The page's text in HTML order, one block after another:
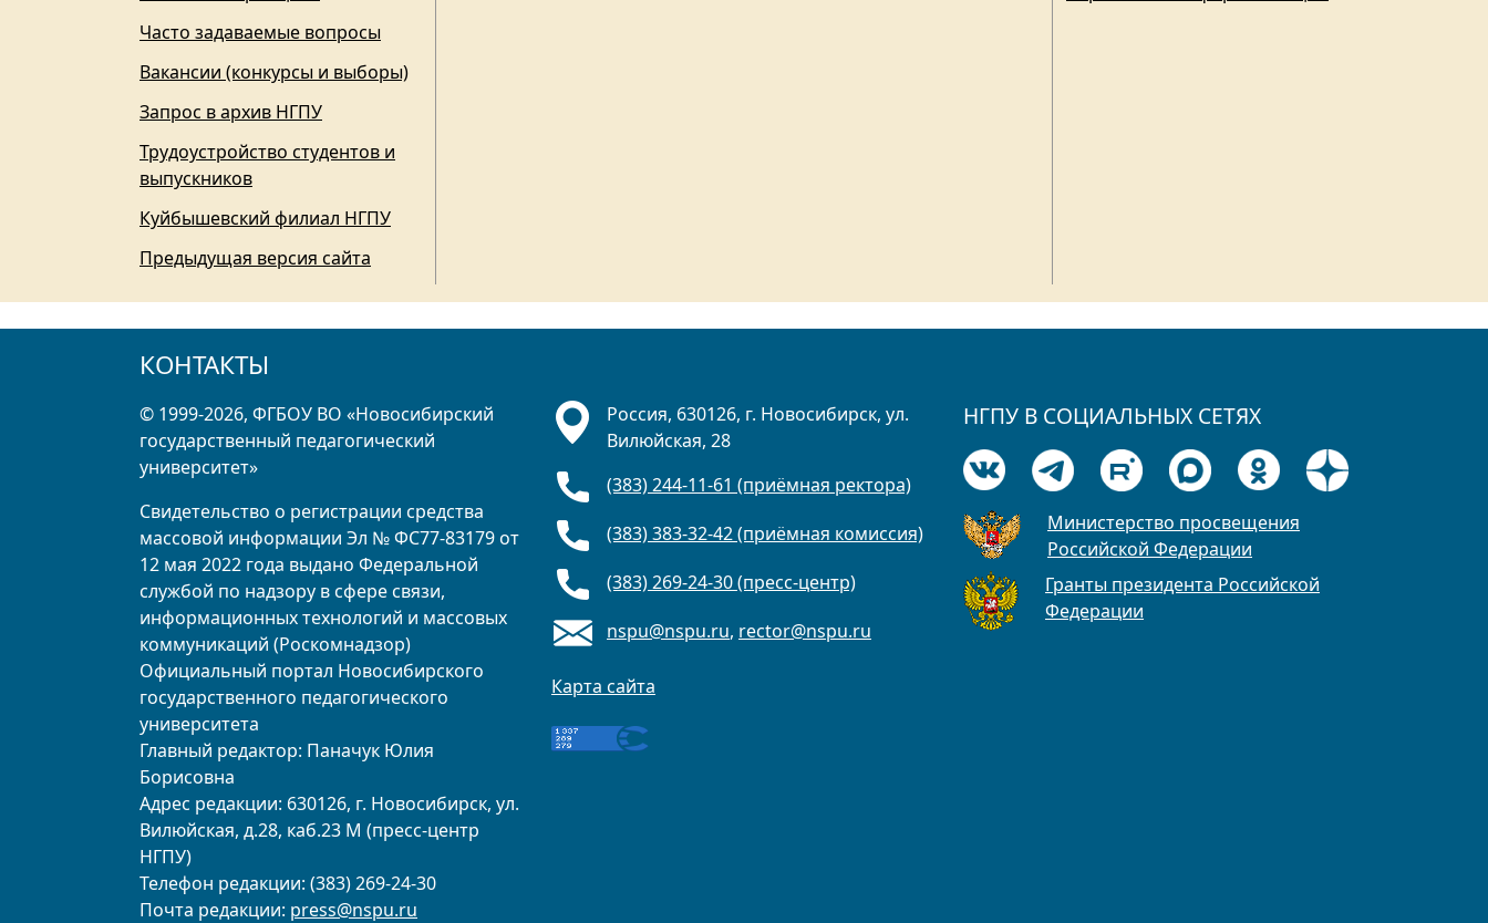
Часто задаваемые вопросы
Вакансии (конкурсы и выборы)
Запрос в архив НГПУ
Трудоустройство студентов и
выпускников
Куйбышевский филиал НГПУ
Предыдущая версия сайта
КОНТАКТЫ
© 1999-2026, ФГБОУ ВО «Новосибирский
государственный педагогический
университет»
Свидетельство о регистрации средства
массовой информации Эл № ФС77-83179 от
12 мая 2022 года выдано Федеральной
службой по надзору в сфере связи,
информационных технологий и массовых
коммуникаций (Роскомнадзор)
Официальный портал Новосибирского
государственного педагогического
университета
Главный редактор: Паначук Юлия
Борисовна
Адрес редакции: 630126, г. Новосибирск, ул.
Вилюйская, д.28, каб.23 М (пресс-центр
НГПУ)
Телефон редакции: (383) 269-24-30
Почта редакции: press@nspu.ru
Россия, 630126, г. Новосибирск, ул.
Вилюйская, 28
(383) 244-11-61 (приёмная ректора)
(383) 383-32-42 (приёмная комиссия)
(383) 269-24-30 (пресс-центр)
nspu@nspu.ru, rector@nspu.ru
Карта сайта
НГПУ В СОЦИАЛЬНЫХ СЕТЯХ
Министерство просвещения
Российской Федерации
Гранты президента Российской
Федерации